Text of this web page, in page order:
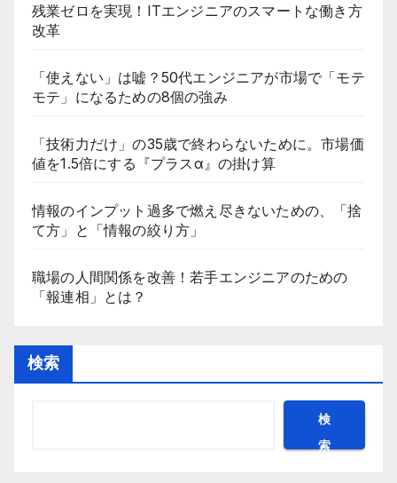
残業ゼロを実現！ITエンジニアのスマートな働き方
改革
「使えない」は嘘？50代エンジニアが市場で「モテ
モテ」になるための8個の強み
「技術力だけ」の35歳で終わらないために。市場価
値を1.5倍にする『プラスα』の掛け算
情報のインプット過多で燃え尽きないための、「捨
て方」と「情報の絞り方」
職場の人間関係を改善！若手エンジニアのための
「報連相」とは？
検索
検
索